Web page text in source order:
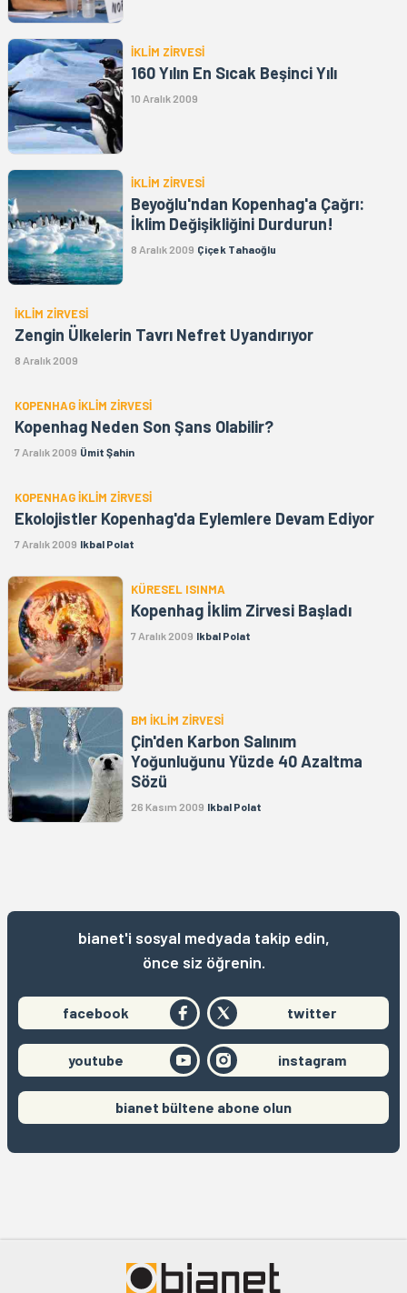
İKLİM ZİRVESİ
160 Yılın En Sıcak Beşinci Yılı
10 Aralık 2009
İKLİM ZİRVESİ
Beyoğlu'ndan Kopenhag'a Çağrı:
İklim Değişikliğini Durdurun!
8 Aralık 2009 Çiçek Tahaoğlu
İKLİM ZİRVESİ
Zengin Ülkelerin Tavrı Nefret Uyandırıyor
8 Aralık 2009
KOPENHAG İKLİM ZİRVESİ
Kopenhag Neden Son Şans Olabilir?
7 Aralık 2009 Ümit Şahin
KOPENHAG İKLİM ZİRVESİ
Ekolojistler Kopenhag'da Eylemlere Devam Ediyor
7 Aralık 2009 Ikbal Polat
KÜRESEL ISINMA
Kopenhag İklim Zirvesi Başladı
7 Aralık 2009 Ikbal Polat
BM İKLİM ZİRVESİ
Çin'den Karbon Salınım
Yoğunluğunu Yüzde 40 Azaltma
Sözü
26 Kasım 2009 Ikbal Polat
bianet'i sosyal medyada takip edin,
önce siz öğrenin.
facebook twitter
youtube instagram
bianet bültene abone olun